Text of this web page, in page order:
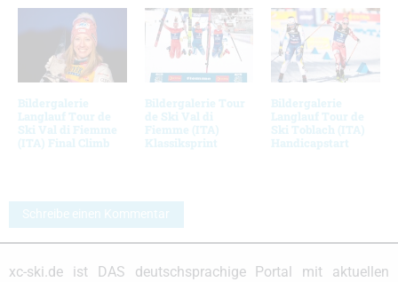
Bildergalerie
Langlauf Tour de
Ski Val di Fiemme
(ITA) Final Climb
Bildergalerie Tour
de Ski Val di
Fiemme (ITA)
Klassiksprint
Bildergalerie
Langlauf Tour de
Ski Toblach (ITA)
Handicapstart
Schreibe einen Kommentar
xc-ski.de ist DAS deutschsprachige Portal mit aktuellen